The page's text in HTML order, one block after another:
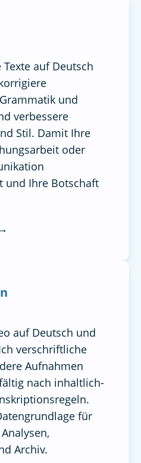
auf Deutsch
und
verbessere
Stil. Damit Ihre
oder
und Ihre Botschaft
auf Deutsch und
verschriftliche
Aufnahmen
nach inhaltlich-
für
Archiv.